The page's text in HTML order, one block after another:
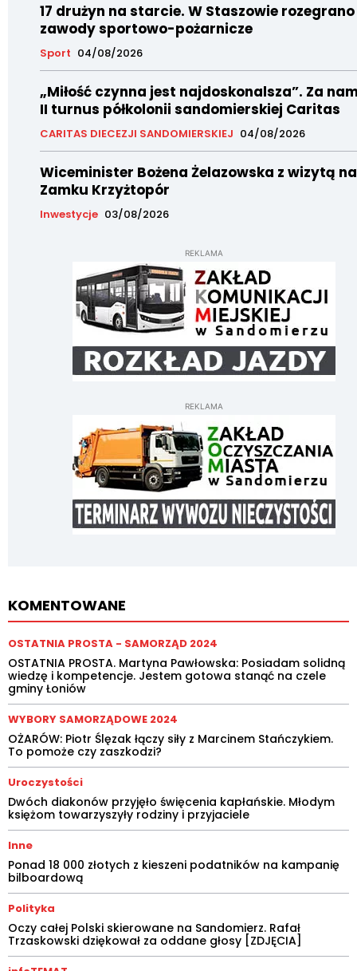
17 drużyn na starcie. W Staszowie rozegrano
zawody sportowo-pożarnicze
Sport 04/08/2026
„Miłość czynna jest najdoskonalsza”. Za
II turnus półkolonii sandomierskiej Caritas
CARITAS DIECEZJI SANDOMIERSKIEJ 04/08/2026
Wiceminister Bożena Żelazowska z wizytą na
Zamku Krzyżtopór
Inwestycje 03/08/2026
REKLAMA
REKLAMA
KOMENTOWANE
OSTATNIA PROSTA - SAMORZĄD 2024
OSTATNIA PROSTA. Martyna Pawłowska: Posiadam solidną
wiedzę i kompetencje. Jestem gotowa stanąć na czele
gminy Łoniów
WYBORY SAMORZĄDOWE 2024
OŻARÓW: Piotr Ślęzak łączy siły z Marcinem Stańczykiem.
To pomoże czy zaszkodzi?
Uroczystości
Dwóch diakonów przyjęło święcenia kapłańskie. Młodym
księżom towarzyszyły rodziny i przyjaciele
Inne
Ponad 18 000 złotych z kieszeni podatników na kampanię
bilboardową
Polityka
Oczy całej Polski skierowane na Sandomierz. Rafał
Trzaskowski dziękował za oddane głosy [ZDJĘCIA]